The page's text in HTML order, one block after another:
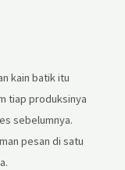
kain batik itu
tiap produksinya
sebelumnya.
pesan di satu